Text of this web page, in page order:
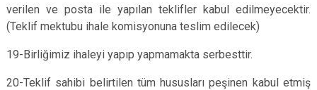
verilen ve posta ile yapılan teklifler kabul edilmeyecektir.
(Teklif mektubu ihale komisyonuna teslim edilecek)
19-Birliğimiz ihaleyi yapıp yapmamakta serbesttir.
20-Teklif sahibi belirtilen tüm hususları peşinen kabul etmiş